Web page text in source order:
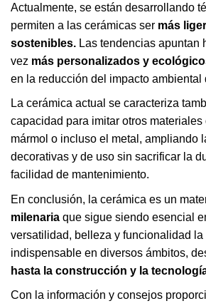
Actualmente, se están desarrollando
permiten a las cerámicas ser más
sostenibles. Las tendencias apuntan
vez más personalizados y
en la reducción del impacto ambiental
La cerámica actual se caracteriza
capacidad para imitar otros materiales
mármol o incluso el metal, ampliando
decorativas y de uso sin sacrificar la
facilidad de mantenimiento.
En conclusión, la cerámica es un
milenaria que sigue siendo esencial
versatilidad, belleza y funcionalidad la
indispensable en diversos ámbitos,
hasta la construcción y la
Con la información y consejos